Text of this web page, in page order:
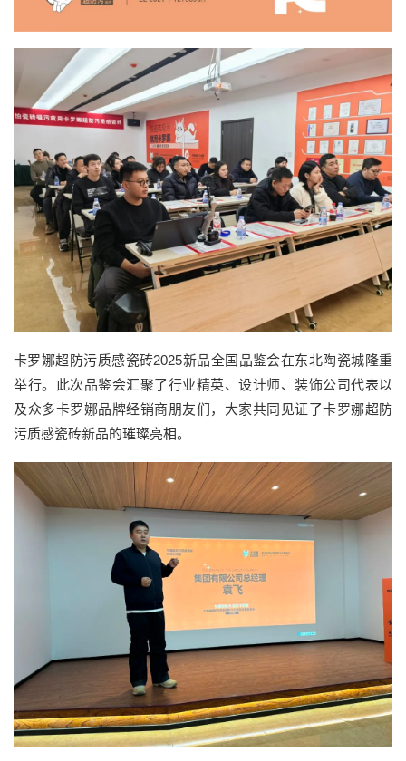
卡罗娜超防污质感瓷砖2025新品全国品鉴会在东北陶瓷城隆重
举行。此次品鉴会汇聚了行业精英、设计师、装饰公司代表以
及众多卡罗娜品牌经销商朋友们，大家共同见证了卡罗娜超防
污质感瓷砖新品的璀璨亮相。